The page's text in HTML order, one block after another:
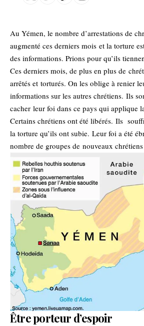
Au Yémen, le nombre d’arrestations de
augmenté ces derniers mois et la torture
des informations. Prions pour qu’ils
Ces derniers mois, de plus en plus de
arrêtés et torturés. On les oblige à renier
informations sur les autres chrétiens. Ils
cacher leur foi dans ce pays qui applique
Certains chrétiens ont été libérés. Ils
la torture qu’ils ont subie. Leur foi a été
nombre de groupes de nouveaux
Être porteur d’espoir